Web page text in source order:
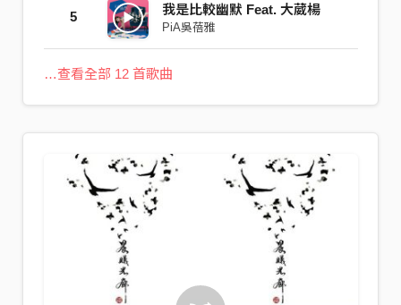
5 我是比較幽默 Feat. 大葳楊
PiA吳蓓雅
…查看全部 12 首歌曲